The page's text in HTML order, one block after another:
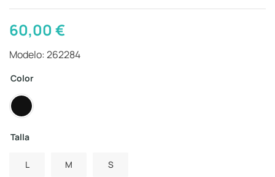
60,00€
Modelo: 262284
Color
Talla
L M S